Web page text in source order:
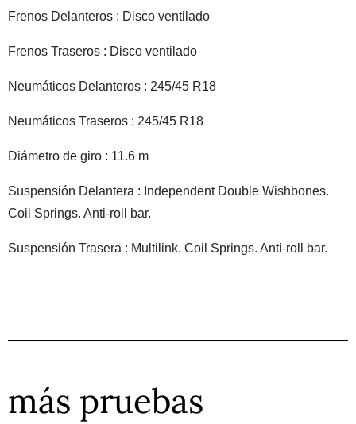
Frenos Delanteros : Disco ventilado
Frenos Traseros : Disco ventilado
Neumáticos Delanteros : 245/45 R18
Neumáticos Traseros : 245/45 R18
Diámetro de giro : 11.6 m
Suspensión Delantera : Independent Double Wishbones.
Coil Springs. Anti-roll bar.
Suspensión Trasera : Multilink. Coil Springs. Anti-roll bar.
más pruebas